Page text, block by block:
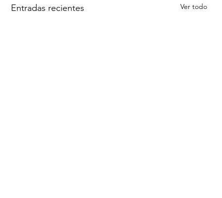
Entradas recientes Ver todo